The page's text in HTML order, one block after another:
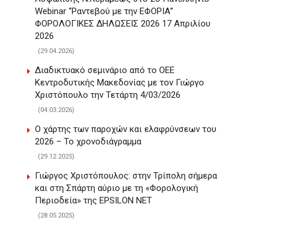
Webinar “Ραντεβού με την ΕΦΟΡΙΑ”
ΦΟΡΟΛΟΓΙΚΕΣ ΔΗΛΩΣΕΙΣ 2026 17 Απριλίου
2026
(29.04.2026)
Διαδικτυακό σεμινάριο από το ΟΕΕ
Κεντροδυτικής Μακεδονίας με τον Γιώργο
Χριστόπουλο την Τετάρτη 4/03/2026
(04.03.2026)
Ο χάρτης των παροχών και ελαφρύνσεων του
2026 – Το χρονοδιάγραμμα
(29.12.2025)
Γιώργος Χριστόπουλος: στην Τρίπολη σήμερα
και στη Σπάρτη αύριο με τη «Φορολογική
Περιοδεία» της EPSILON NET
(28.05.2025)